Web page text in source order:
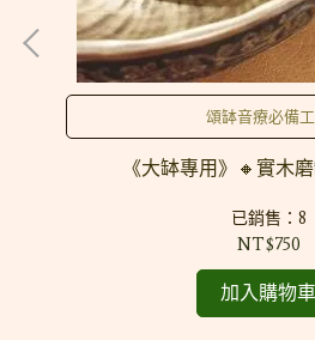
頌缽音療必備
《大缽專用》🔸實木
已銷售：8
NT$750
加入購物車